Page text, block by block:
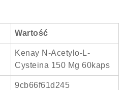
Wartość
Kenay N-Acetylo-L-
Cysteina 150 Mg 60kaps
9cb66f61d245